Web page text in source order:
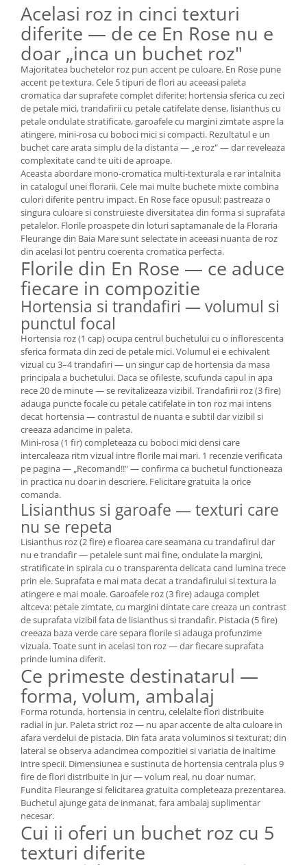
Acelasi roz in cinci texturi
diferite — de ce En Rose nu e
doar „inca un buchet roz"
Majoritatea buchetelor roz pun accent pe culoare. En Rose pune
accent pe textura. Cele 5 tipuri de flori au aceeasi paleta
cromatica dar suprafete complet diferite: hortensia sferica cu zeci
de petale mici, trandafirii cu petale catifelate dense, lisianthus cu
petale ondulate stratificate, garoafele cu margini zimtate aspre la
atingere, mini-rosa cu boboci mici si compacti. Rezultatul e un
buchet care arata simplu de la distanta — „e roz" — dar reveleaza
complexitate cand te uiti de aproape.
Aceasta abordare mono-cromatica multi-texturala e rar intalnita
in catalogul unei florarii. Cele mai multe buchete mixte combina
culori diferite pentru impact. En Rose face opusul: pastreaza o
singura culoare si construieste diversitatea din forma si suprafata
petalelor. Florile proaspete din loturi saptamanale de la Floraria
Fleurange din Baia Mare sunt selectate in aceeasi nuanta de roz
din acelasi lot pentru coerenta cromatica perfecta.
Florile din En Rose — ce aduce
fiecare in compozitie
Hortensia si trandafiri — volumul si
punctul focal
Hortensia roz (1 cap) ocupa centrul buchetului cu o inflorescenta
sferica formata din zeci de petale mici. Volumul ei e echivalent
vizual cu 3–4 trandafiri — un singur cap de hortensia da masa
principala a buchetului. Daca se ofileste, scufunda capul in apa
rece 20 de minute — se revitalizeaza vizibil. Trandafirii roz (3 fire)
adauga puncte focale cu petale catifelate in ton roz mai intens
decat hortensia — contrastul de nuanta e subtil dar vizibil si
creeaza adancime in paleta.
Mini-rosa (1 fir) completeaza cu boboci mici densi care
intercaleaza ritm vizual intre florile mai mari. 1 recenzie verificata
pe pagina — „Recomand!!" — confirma ca buchetul functioneaza
in practica nu doar in descriere. Felicitare gratuita la orice
comanda.
Lisianthus si garoafe — texturi care
nu se repeta
Lisianthus roz (2 fire) e floarea care seamana cu trandafirul dar
nu e trandafir — petalele sunt mai fine, ondulate la margini,
stratificate in spirala cu o transparenta delicata cand lumina trece
prin ele. Suprafata e mai mata decat a trandafirului si textura la
atingere e mai moale. Garoafele roz (3 fire) adauga complet
altceva: petale zimtate, cu margini dintate care creaza un contrast
de suprafata vizibil fata de lisianthus si trandafir. Pistacia (5 fire)
creeaza baza verde care separa florile si adauga profunzime
vizuala. Toate sunt in acelasi ton roz — dar fiecare suprafata
prinde lumina diferit.
Ce primeste destinatarul —
forma, volum, ambalaj
Forma rotunda, hortensia in centru, celelalte flori distribuite
radial in jur. Paleta strict roz — nu apar accente de alta culoare in
afara verdelui de pistacia. Din fata arata voluminos si texturat; din
lateral se observa adancimea compozitiei si variatia de inaltime
intre specii. Dimensiunea e sustinuta de hortensia centrala plus 9
fire de flori distribuite in jur — volum real, nu doar numar.
Fundita Fleurange si felicitarea gratuita completeaza prezentarea.
Buchetul ajunge gata de inmanat, fara ambalaj suplimentar
necesar.
Cui ii oferi un buchet roz cu 5
texturi diferite